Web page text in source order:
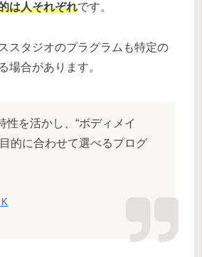
は人それぞれです。
スタジオのプラグラムも特定の
場合があります。
性を活かし、“ボディメイ
的に合わせて選べるプログ
K